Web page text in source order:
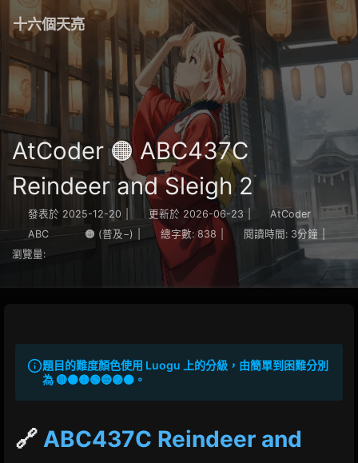
十六個天亮
AtCoder 🟠 ABC437C
Reindeer and Sleigh 2
發表於 2025-12-20 更新於 2026-06-23
AtCoder
ABC
🟠 (普及−) 總字數: 838 閱讀時間: 3分鐘
瀏覽量:
題目的難度顏色使用 Luogu 上的分級，由簡單到困難分別
為 🔴🟠🟡🟢🔵🟣⚫。
🔗 ABC437C Reindeer and